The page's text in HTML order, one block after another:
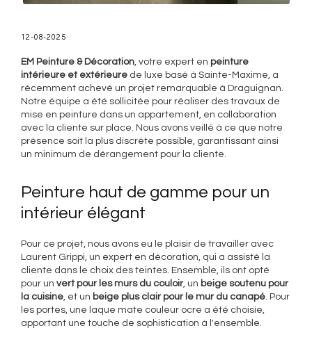
12-08-2025
EM Peinture & Décoration , votre expert en peinture
intérieure et extérieure de luxe basé à Sainte-Maxime, a
récemment achevé un projet remarquable à Draguignan.
Notre équipe a été sollicitée pour réaliser des travaux de
mise en peinture dans un appartement, en collaboration
avec la cliente sur place. Nous avons veillé à ce que notre
présence soit la plus discrète possible, garantissant ainsi
un minimum de dérangement pour la cliente.
Peinture haut de gamme pour un
intérieur élégant
Pour ce projet, nous avons eu le plaisir de travailler avec
Laurent Grippi, un expert en décoration, qui a assisté la
cliente dans le choix des teintes. Ensemble, ils ont opté
pour un vert pour les murs du couloir, un beige soutenu pour
la cuisine , et un beige plus clair pour le mur du canapé . Pour
les portes, une laque mate couleur ocre a été choisie,
apportant une touche de sophistication à l'ensemble.